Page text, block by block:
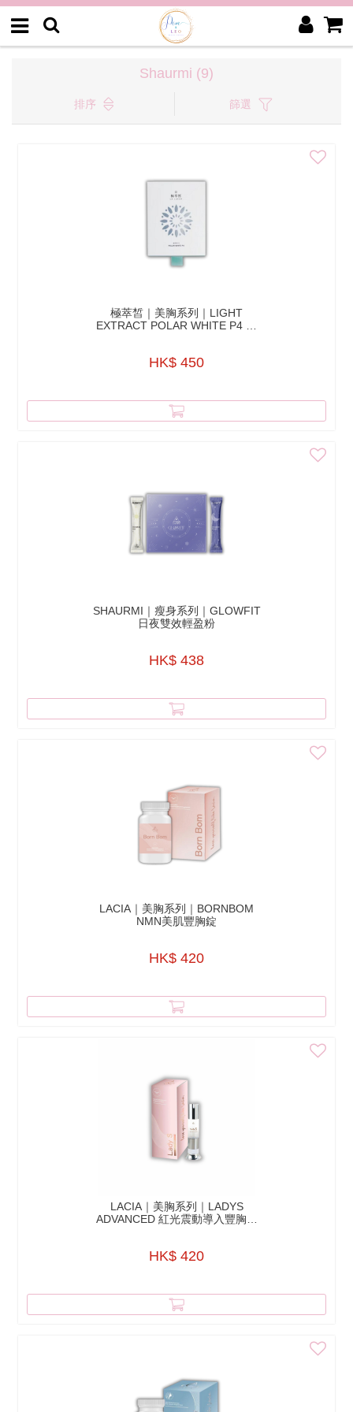
Shaurmi (9)
排序 篩選
極萃皙｜美胸系列｜LIGHT
EXTRACT POLAR WHITE P4 嫩
HK$ 450
SHAURMI｜瘦身系列｜GLOWFIT
日夜雙效輕盈粉
HK$ 438
LACIA｜美胸系列｜BORNBOM
NMN美肌豐胸錠
HK$ 420
LACIA｜美胸系列｜LADYS
ADVANCED 紅光震動導入豐胸按
HK$ 420